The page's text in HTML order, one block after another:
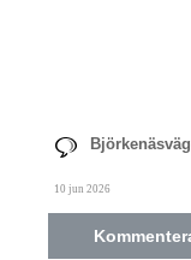
10 jun 2026